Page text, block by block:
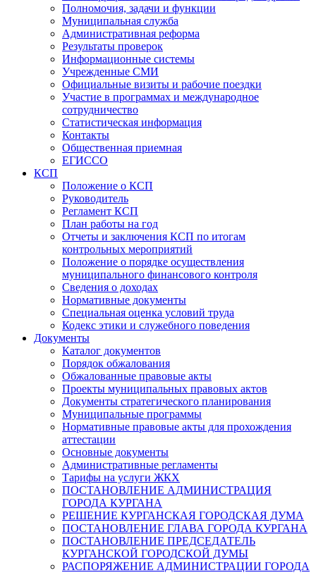
Полномочия, задачи и функции
Муниципальная служба
Административная реформа
Результаты проверок
Информационные системы
Учрежденные СМИ
Официальные визиты и рабочие поездки
Участие в программах и международное
сотрудничество
Статистическая информация
Контакты
Общественная приемная
ЕГИССО
КСП
Положение о КСП
Руководитель
Регламент КСП
План работы на год
Отчеты и заключения КСП по итогам
контрольных мероприятий
Положение о порядке осуществления
муниципального финансового контроля
Сведения о доходах
Нормативные документы
Специальная оценка условий труда
Кодекс этики и служебного поведения
Документы
Каталог документов
Порядок обжалования
Обжалованные правовые акты
Проекты муниципальных правовых актов
Документы стратегического планирования
Муниципальные программы
Нормативные правовые акты для прохождения
аттестации
Основные документы
Административные регламенты
Тарифы на услуги ЖКХ
ПОСТАНОВЛЕНИЕ АДМИНИСТРАЦИЯ
ГОРОДА КУРГАНА
РЕШЕНИЕ КУРГАНСКАЯ ГОРОДСКАЯ ДУМА
ПОСТАНОВЛЕНИЕ ГЛАВА ГОРОДА КУРГАНА
ПОСТАНОВЛЕНИЕ ПРЕДСЕДАТЕЛЬ
КУРГАНСКОЙ ГОРОДСКОЙ ДУМЫ
РАСПОРЯЖЕНИЕ АДМИНИСТРАЦИИ ГОРОДА